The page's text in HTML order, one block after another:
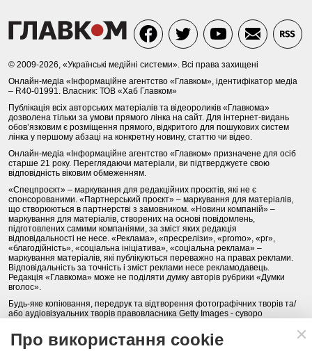
© 2009-2026, «Українські медійні системи». Всі права захищені
Онлайн-медіа «Інформаційне агентство «Главком», ідентифікатор медіа
– R40-01991. Власник: ТОВ «Хаб Главком»
Публікація всіх авторських матеріалів та відеороликів «Главкома»
дозволена тільки за умови прямого лінка на сайт. Для інтернет-видань
обов’язковим є розміщення прямого, відкритого для пошукових систем
лінка у першому абзаці на конкретну новину, статтю чи відео.
Онлайн-медіа «Інформаційне агентство «Главком» призначене для осіб
старше 21 року. Переглядаючи матеріали, ви підтверджуєте свою
відповідність віковим обмеженням.
«Спецпроєкт» – маркування для редакційних проєктів, які не є
спонсорованими. «Партнерський проєкт» – маркування для матеріалів,
що створюються в партнерстві з замовником. «Новини компаній» –
маркування для матеріалів, створених на основі повідомлень,
підготовлених самими компаніями, за зміст яких редакція
відповідальності не несе. «Реклама», «пресрелізи», «promo», «pr»,
«благодійність», «соціальна ініціатива», «соціальна реклама» –
маркування матеріалів, які публікуються переважно на правах реклами.
Відповідальність за точність і зміст реклами несе рекламодавець.
Редакція «Главкома» може не поділяти думку авторів рубрики «Думки
вголос».
Будь-яке копіювання, передрук та відтворення фотографічних творів та/
або аудіовізуальних творів правовласника Getty Images - суворо
Політика конфіденційності (Privacy Policy). Правила сайту
Про використання cookie